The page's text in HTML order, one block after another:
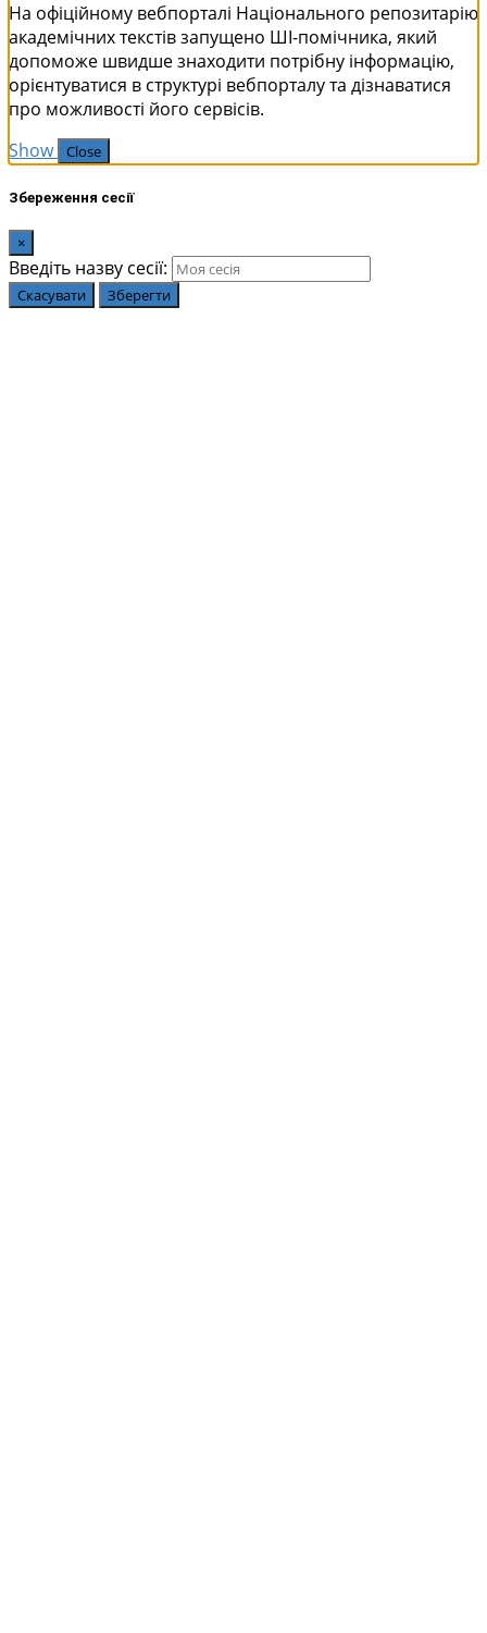
На офіційному вебпорталі Національного репозитарію
академічних текстів запущено ШІ-помічника, який
допоможе швидше знаходити потрібну інформацію,
орієнтуватися в структурі вебпорталу та дізнаватися
про можливості його сервісів.
Show
Close
Збереження сесії
×
Введіть назву сесії:
Скасувати Зберегти